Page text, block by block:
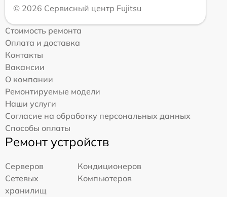
© 2026 Сервисный центр Fujitsu
Стоимость ремонта
Оплата и доставка
Контакты
Вакансии
О компании
Ремонтируемые модели
Наши услуги
Согласие на обработку персональных данных
Способы оплаты
Ремонт устройств
Серверов
Кондиционеров
Сетевых
хранилищ
Компьютеров